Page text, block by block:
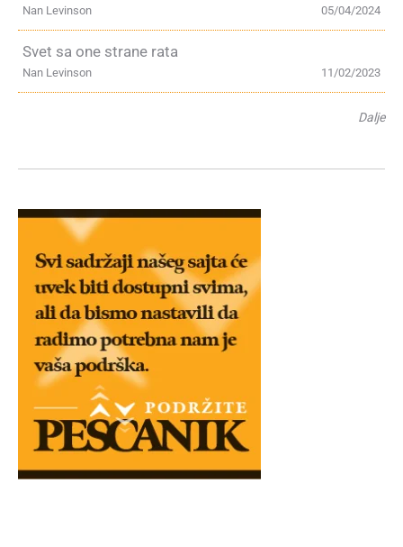
05/04/2024
Nan Levinson
Svet sa one strane rata
11/02/2023
Nan Levinson
Dalje